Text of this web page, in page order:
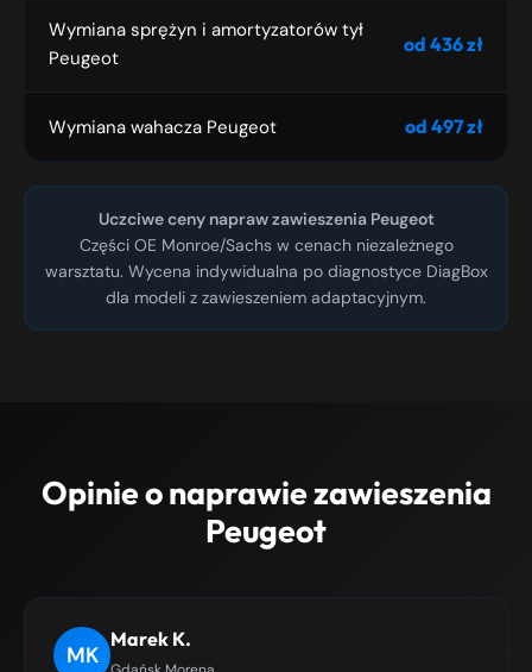
Wymiana sprężyn i amortyzatorów tył
Peugeot
od 436 zł
Wymiana wahacza Peugeot od 497 zł
Uczciwe ceny napraw zawieszenia Peugeot
Części OE Monroe/Sachs w cenach niezależnego
warsztatu. Wycena indywidualna po diagnostyce DiagBox
dla modeli z zawieszeniem adaptacyjnym.
Opinie o naprawie zawieszenia
Peugeot
MK
Marek K.